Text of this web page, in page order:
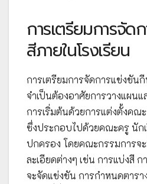
การเตรียมการจัด
สีภายในโรงเรียน
การเตรียมการจัดการแข่งขัน
จำเป็นต้องอาศัยการวางแผน
การเริ่มต้นด้วยการแต่งตั้งคณ
ซึ่งประกอบไปด้วยคณะครู นัก
ปกครอง โดยคณะกรรมการจ
ละเอียดต่างๆ เช่น การแบ่งสี
จะจัดแข่งขัน การกำหนดตารา